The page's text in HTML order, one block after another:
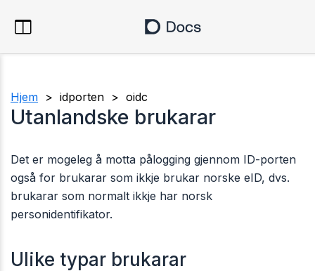
Hjem > idporten > oidc
Utanlandske brukarar
Det er mogeleg å motta pålogging gjennom ID-porten
også for brukarar som ikkje brukar norske eID, dvs.
brukarar som normalt ikkje har norsk
personidentifikator.
Ulike typar brukarar